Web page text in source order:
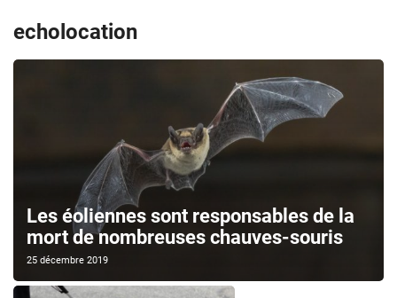
echolocation
Les éoliennes sont responsables de la
mort de nombreuses chauves-souris
25 décembre 2019